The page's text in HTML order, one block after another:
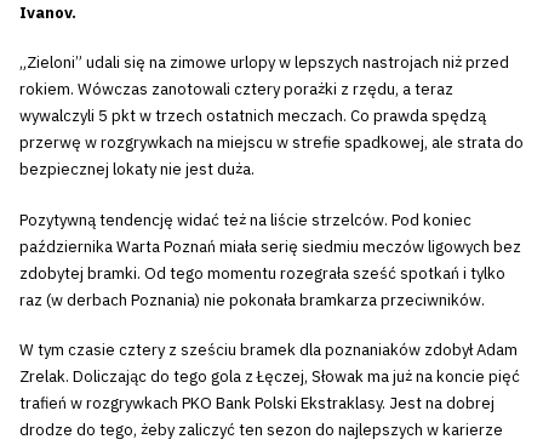
Ivanov.
„Zieloni” udali się na zimowe urlopy w lepszych nastrojach niż przed
rokiem. Wówczas zanotowali cztery porażki z rzędu, a teraz
wywalczyli 5 pkt w trzech ostatnich meczach. Co prawda spędzą
przerwę w rozgrywkach na miejscu w strefie spadkowej, ale strata do
bezpiecznej lokaty nie jest duża.
Pozytywną tendencję widać też na liście strzelców. Pod koniec
października Warta Poznań miała serię siedmiu meczów ligowych bez
zdobytej bramki. Od tego momentu rozegrała sześć spotkań i tylko
raz (w derbach Poznania) nie pokonała bramkarza przeciwników.
W tym czasie cztery z sześciu bramek dla poznaniaków zdobył Adam
Zrelak. Doliczając do tego gola z Łęczej, Słowak ma już na koncie pięć
trafień w rozgrywkach PKO Bank Polski Ekstraklasy. Jest na dobrej
drodze do tego, żeby zaliczyć ten sezon do najlepszych w karierze